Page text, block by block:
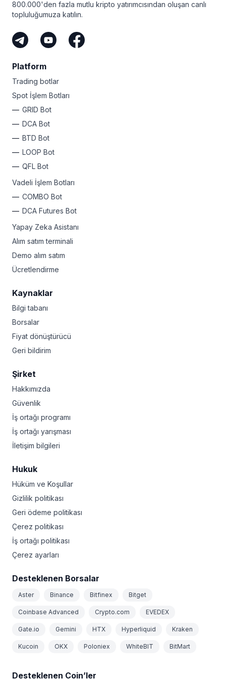
sağlar!
otomatikleştirmek için basit bir planı var. Neden bugün
kaydolmuyorsunuz ve içinizdeki kripto rock yıldızını
800.000'den fazla mutlu kripto yatırımcısından oluşan canlı
topluluğumuza katılın.
Platform
Trading botlar
Spot İşlem Botları
GRID Bot
DCA Bot
BTD Bot
LOOP Bot
QFL Bot
Vadeli İşlem Botları
COMBO Bot
DCA Futures Bot
Yapay Zeka Asistanı
Alım satım terminali
Demo alım satım
Ücretlendirme
Kaynaklar
Bilgi tabanı
Borsalar
Fiyat dönüştürücü
Geri bildirim
Şirket
Hakkımızda
Güvenlik
İş ortağı programı
İş ortağı yarışması
İletişim bilgileri
Hukuk
Hüküm ve Koşullar
Gizlilik politikası
Geri ödeme politikası
Çerez politikası
İş ortağı politikası
Çerez ayarları
Desteklenen Borsalar
Aster Binance Bitfinex Bitget
Coinbase Advanced Crypto.com EVEDEX
Gate.io Gemini HTX Hyperliquid Kraken
Kucoin OKX Poloniex WhiteBIT BitMart
Desteklenen Coin’ler